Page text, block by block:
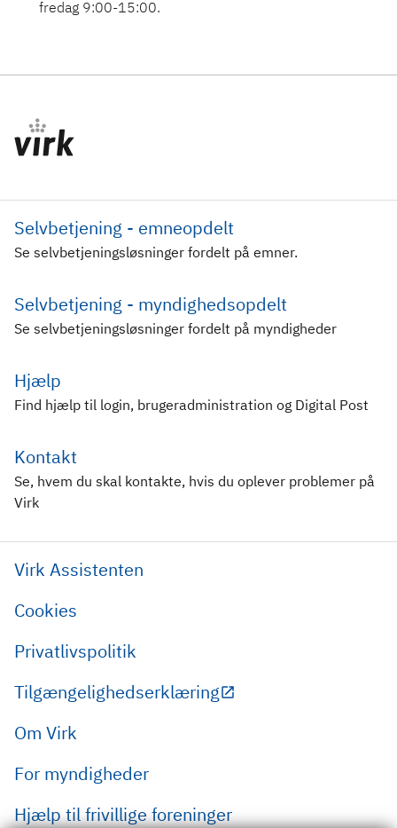
fredag 9:00-15:00.
Selvbetjening - emneopdelt
Se selvbetjeningsløsninger fordelt på emner.
Selvbetjening - myndighedsopdelt
Se selvbetjeningsløsninger fordelt på myndigheder
Hjælp
Find hjælp til login, brugeradministration og Digital Post
Kontakt
Se, hvem du skal kontakte, hvis du oplever problemer på
Virk
Virk Assistenten
Cookies
Privatlivspolitik
Tilgængelighedserklæring
Om Virk
For myndigheder
Hjælp til frivillige foreninger